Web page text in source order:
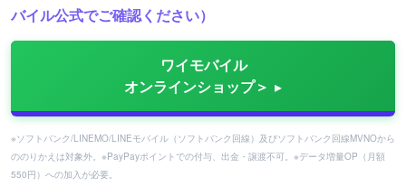
バイル公式でご確認ください）
ワイモバイル
オンラインショップ＞
※ソフトバンク/LINEMO/LINEモバイル（ソフトバンク回線）及びソフトバンク回線MVNOから
ののりかえは対象外。※PayPayポイントでの付与、出金・譲渡不可。※データ増量OP（月額
550円）への加入が必要。